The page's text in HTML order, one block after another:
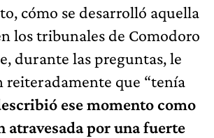
cómo se desarrolló aquella
los tribunales de Comodoro
durante las preguntas, le
reiteradamente que “tenía
ese momento como
atravesada por una fuerte